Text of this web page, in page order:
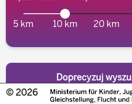
5 km 10 km 20 km
© 2026